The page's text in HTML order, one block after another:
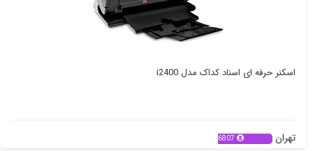
اسکنر حرفه ای اسناد کداک مدل i2400
تهران 6807